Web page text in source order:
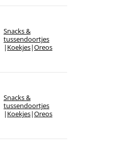
Snacks &
tussendoortjes
| Koekjes|Oreos
Snacks &
tussendoortjes
| Koekjes|Oreos